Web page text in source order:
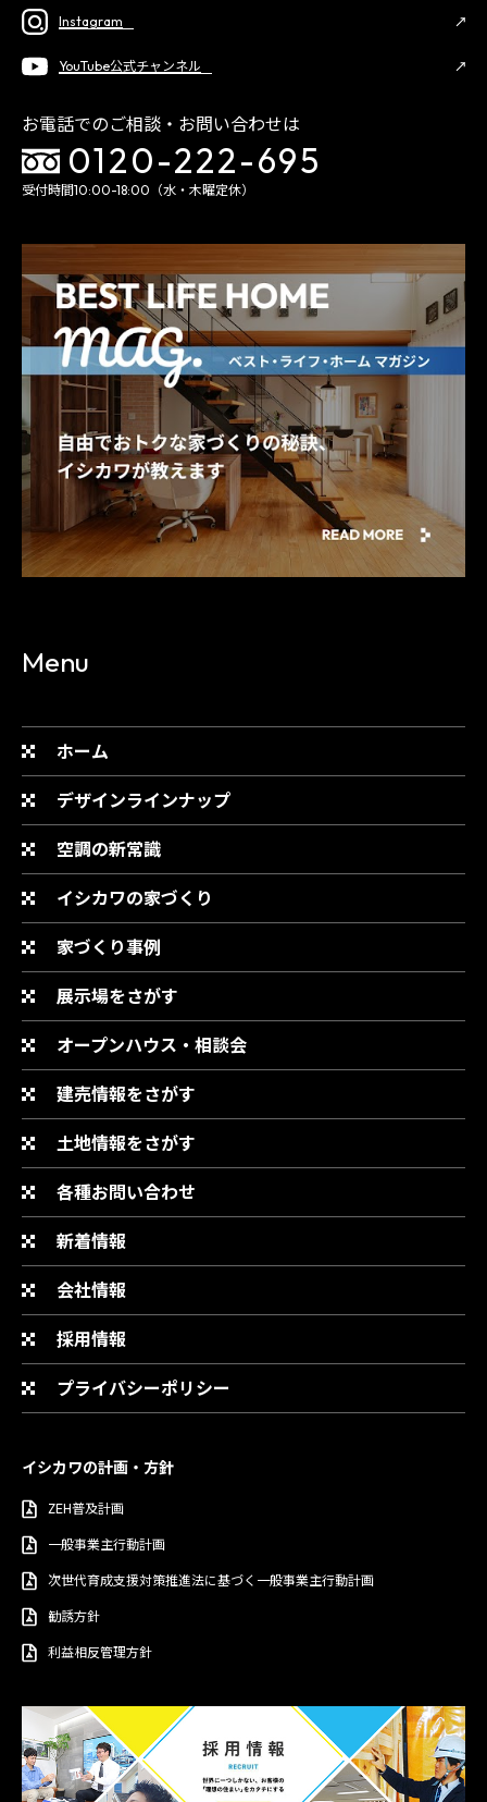
Instagram
YouTube公式チャンネル
お電話でのご相談・お問い合わせは
0120-222-695
受付時間10:00-18:00（水・木曜定休）
Menu
ホーム
デザインラインナップ
空調の新常識
イシカワの家づくり
家づくり事例
展示場をさがす
オープンハウス・相談会
建売情報をさがす
土地情報をさがす
各種お問い合わせ
新着情報
会社情報
採用情報
プライバシーポリシー
イシカワの計画・方針
ZEH普及計画
一般事業主行動計画
次世代育成支援対策推進法に基づく一般事業主行動計画
勧誘方針
利益相反管理方針